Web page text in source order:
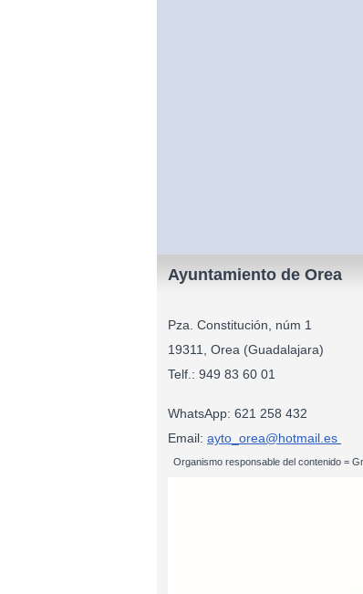
Ayuntamiento de Orea
Pza. Constitución, núm 1
19311, Orea
Telf.: 949
WhatsApp: 621 258 432
Email: ayto_orea@hotmail.es
Organismo responsable del contenido =